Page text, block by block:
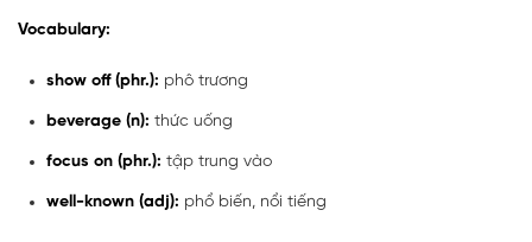
Vocabulary:
show off (phr.): phô trương
beverage (n): thức uống
focus on (phr.): tập trung vào
well-known (adj): phổ biến, nổi tiếng